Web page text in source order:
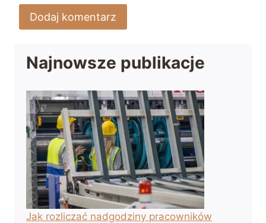
Najnowsze publikacje
Jak rozliczać nadgodziny pracowników